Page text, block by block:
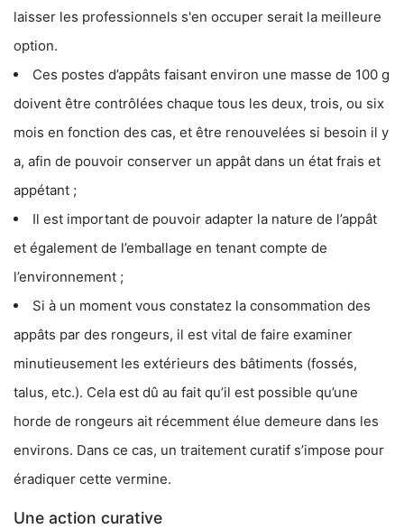
laisser les professionnels s'en occuper serait la meilleure
option.
Ces postes d’appâts faisant environ une masse de 100 g
doivent être contrôlées chaque tous les deux, trois, ou six
mois en fonction des cas, et être renouvelées si besoin il y
a, afin de pouvoir conserver un appât dans un état frais et
appétant ;
Il est important de pouvoir adapter la nature de l’appât
et également de l’emballage en tenant compte de
l’environnement ;
Si à un moment vous constatez la consommation des
appâts par des rongeurs, il est vital de faire examiner
minutieusement les extérieurs des bâtiments (fossés,
talus, etc.). Cela est dû au fait qu’il est possible qu’une
horde de rongeurs ait récemment élue demeure dans les
environs. Dans ce cas, un traitement curatif s’impose pour
éradiquer cette vermine.
Une action curative